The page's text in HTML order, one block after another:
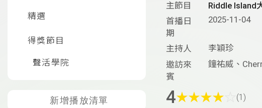
精選
得獎節目
聲活學院
新增播放清單
主節目
Riddle Island
首播日
期
2025-11-04
主持人
李穎珍
邀訪來
賓
鐘祐威、
4★★★★ (1)